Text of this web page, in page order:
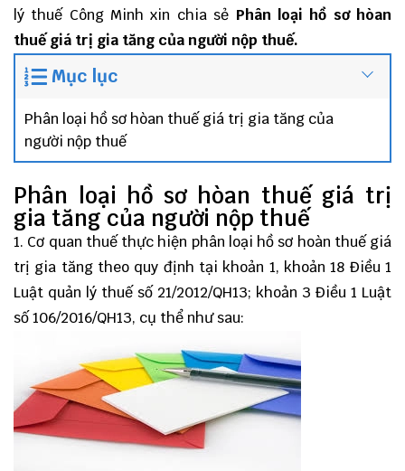
lý thuế Công Minh xin chia sẻ Phân loại hồ sơ hòan
thuế giá trị gia tăng của người nộp thuế.
Mục lục
Phân loại hồ sơ hòan thuế giá trị gia tăng của
người nộp thuế
Phân loại hồ sơ hòan thuế giá trị
gia tăng của người nộp thuế
1. Cơ quan thuế thực hiện phân loại hồ sơ hoàn thuế giá
trị gia tăng theo quy định tại khoản 1, khoản 18 Điều 1
Luật quản lý thuế số 21/2012/QH13; khoản 3 Điều 1 Luật
số 106/2016/QH13, cụ thể như sau: